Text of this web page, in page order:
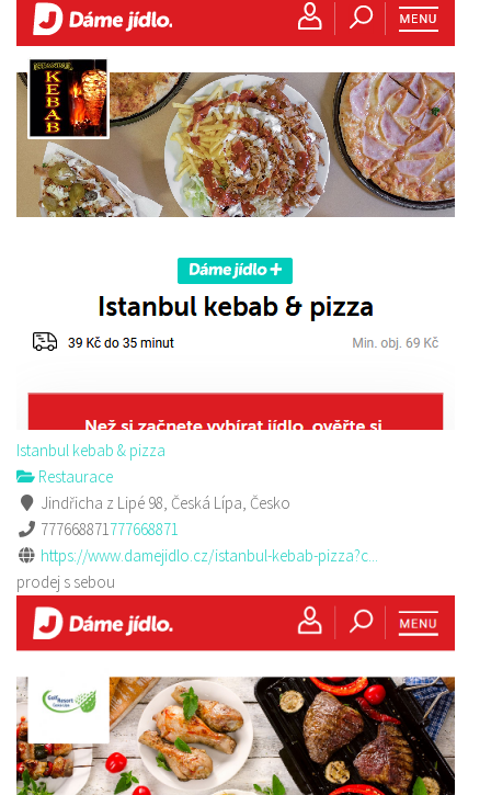
Istanbul kebab & pizza
Restaurace
Jindřicha z Lipé 98, Česká Lípa, Česko
777668871777668871
https://www.damejidlo.cz/istanbul-kebab-pizza?c...
prodej s sebou